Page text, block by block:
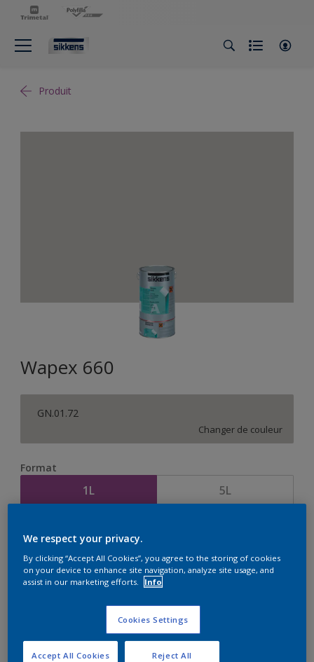
Produit
Wapex 660
GN.01.72
Changer de couleur
Format
1L 5L
Calculer
Ajouter à la liste d’achats
We respect your privacy.
By clicking “Accept All Cookies”, you agree to the storing of cookies
on your device to enhance site navigation, analyze site usage, and
assist in our marketing efforts.
Info
Cookies Settings
Reject All
Accept All Cookies